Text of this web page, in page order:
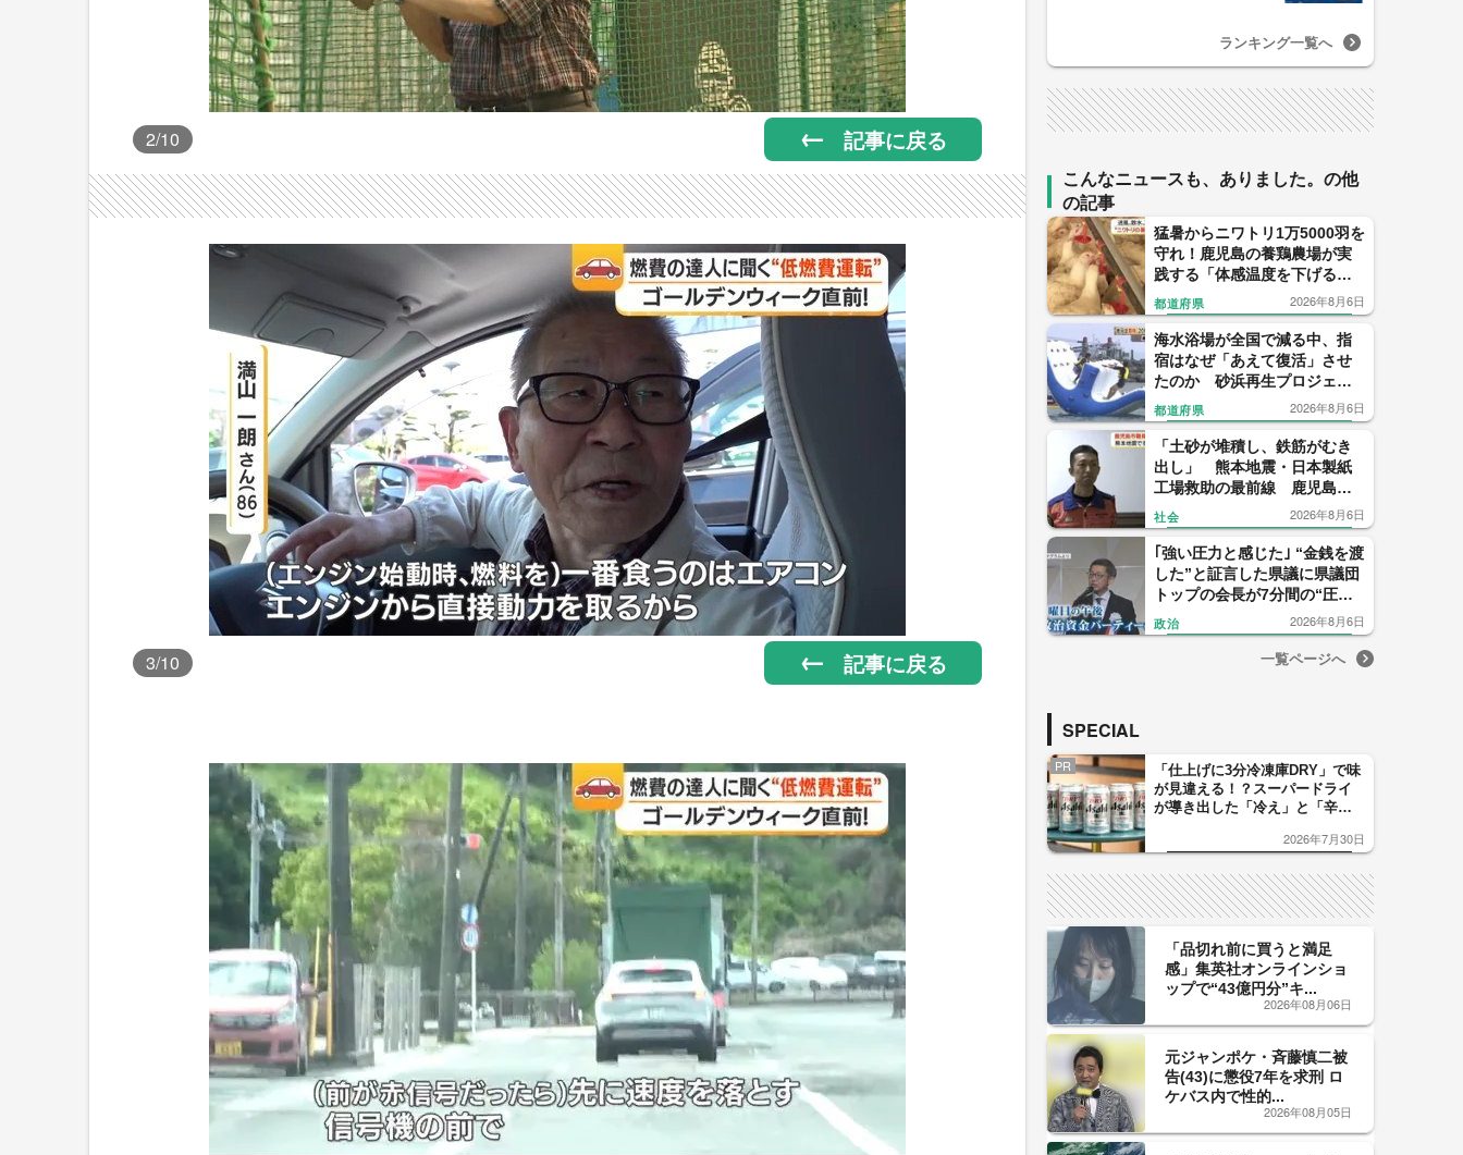
2/10 記事に戻る
3/10 記事に戻る
ランキング一覧へ
こんなニュースも、ありました。の他
の記事
猛暑からニワトリ1万5000羽を
守れ！鹿児島の養鶏農場が実
践する「体感温度を下げる」
驚きの暑さ対策
都道府県 2026年8月6日
海水浴場が全国で減る中、指
宿はなぜ「あえて復活」させ
たのか 砂浜再生プロジェク
トの舞台裏
都道府県 2026年8月6日
「土砂が堆積し、鉄筋がむき
出し」 熊本地震・日本製紙
工場救助の最前線 鹿児島市
消防が報告会
社会 2026年8月6日
｢強い圧力と感じた｣ “金銭を渡
した”と証言した県議に県議団
トップの会長が7分間の“圧
力？電話” ｢感情的になった｣
【福岡発】
政治 2026年8月6日
一覧ページへ
SPECIAL
PR
「仕上げに3分冷凍庫DRY」で味
が見違える！？スーパードライ
が導き出した「冷え」と「辛
した「辛口カーブ」が飲み頃の
2026年7月30日
「品切れ前に買うと満足
感」集英社オンラインショ
ップで“43億円分”キ...
2026年08月06日
元ジャンポケ・斉藤慎二被
告(43)に懲役7年を求刑 ロ
ケバス内で性的...
2026年08月05日